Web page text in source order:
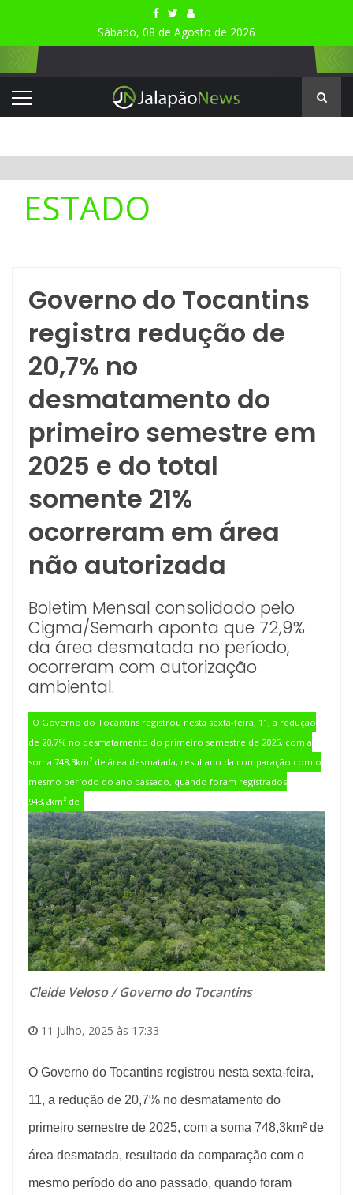
Sábado, 08 de Agosto de 2026
ESTADO
Governo do Tocantins
registra redução de
20,7% no
desmatamento do
primeiro semestre em
2025 e do total
somente 21%
ocorreram em área
não autorizada
Boletim Mensal consolidado pelo
Cigma/Semarh aponta que 72,9%
da área desmatada no período,
ocorreram com autorização
ambiental.
O Governo do Tocantins registrou nesta sexta-feira, 11, a redução
de 20,7% no desmatamento do primeiro semestre de 2025, com a
soma 748,3km² de área desmatada, resultado da comparação com o
mesmo período do ano passado, quando foram registrados
943,2km² de
Cleide Veloso / Governo do Tocantins
11 julho, 2025 às 17:33
O Governo do Tocantins registrou nesta sexta-feira,
11, a redução de 20,7% no desmatamento do
primeiro semestre de 2025, com a soma 748,3km² de
área desmatada, resultado da comparação com o
mesmo período do ano passado, quando foram